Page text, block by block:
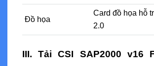
Đồ họa
Card đồ họa hỗ
2.0
III. Tải CSI SAP2000 v16